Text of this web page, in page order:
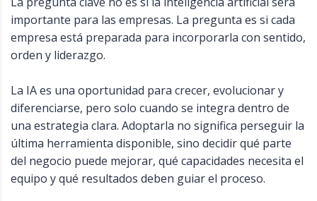
importante para las empresas. La pregunta es si cada
empresa está preparada para incorporarla con sentido,
orden y liderazgo.
La IA es una oportunidad para crecer, evolucionar y
diferenciarse, pero solo cuando se integra dentro de
una estrategia clara. Adoptarla no significa perseguir la
última herramienta disponible, sino decidir qué parte
del negocio puede mejorar, qué capacidades necesita el
equipo y qué resultados deben guiar el proceso.